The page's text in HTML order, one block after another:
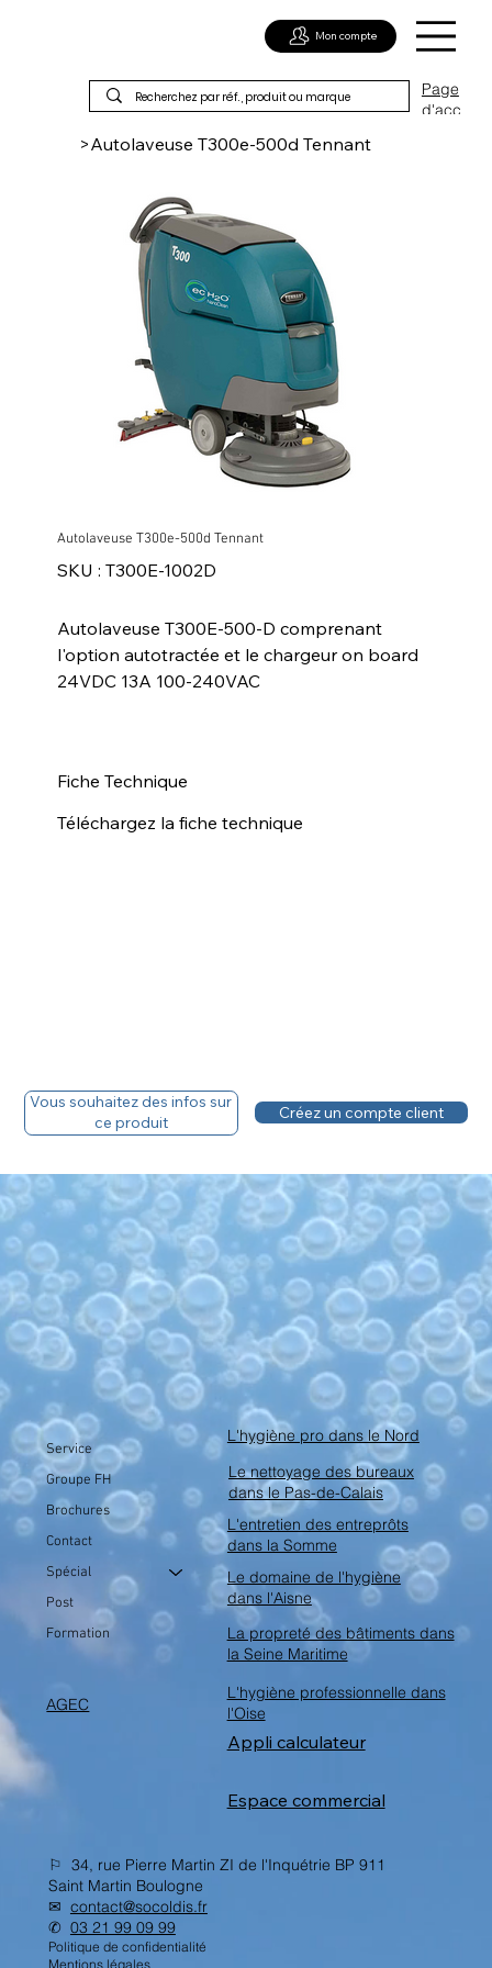
Page
d'acc
Mon compte
>Autolaveuse T300e-500d Tennant
Autolaveuse T300e-500d Tennant
SKU : SKU
T300E-
T300E-1002D
Autolaveuse T300E-500-D comprenant
l'option autotractée et le chargeur on board
24VDC 13A 100-240VAC
Fiche Technique
Téléchargez la fiche technique
Vous souhaitez des infos sur
ce produit
Créez un compte client
Service
Groupe FH
Brochures
Contact
Spécial
Post
Formation
AGEC
L'hygiène pro dans le Nord
Le nettoyage des bureaux
dans le Pas-de-Calais
L'entretien des entreprôts
dans la Somme
Le domaine de l'hygiène
dans l'Aisne
La propreté des bâtiments dans
la Seine Maritime
L'hygiène professionnelle dans
l'Oise
Espace commercial
Appli calculateur
⚐ 34, rue Pierre Martin ZI de l'Inquétrie BP 911
Saint Martin Boulogne
✉︎ contact@socoldis.fr
✆ 03 21 99 09 99
Politique de confidentialité
Mentions légales